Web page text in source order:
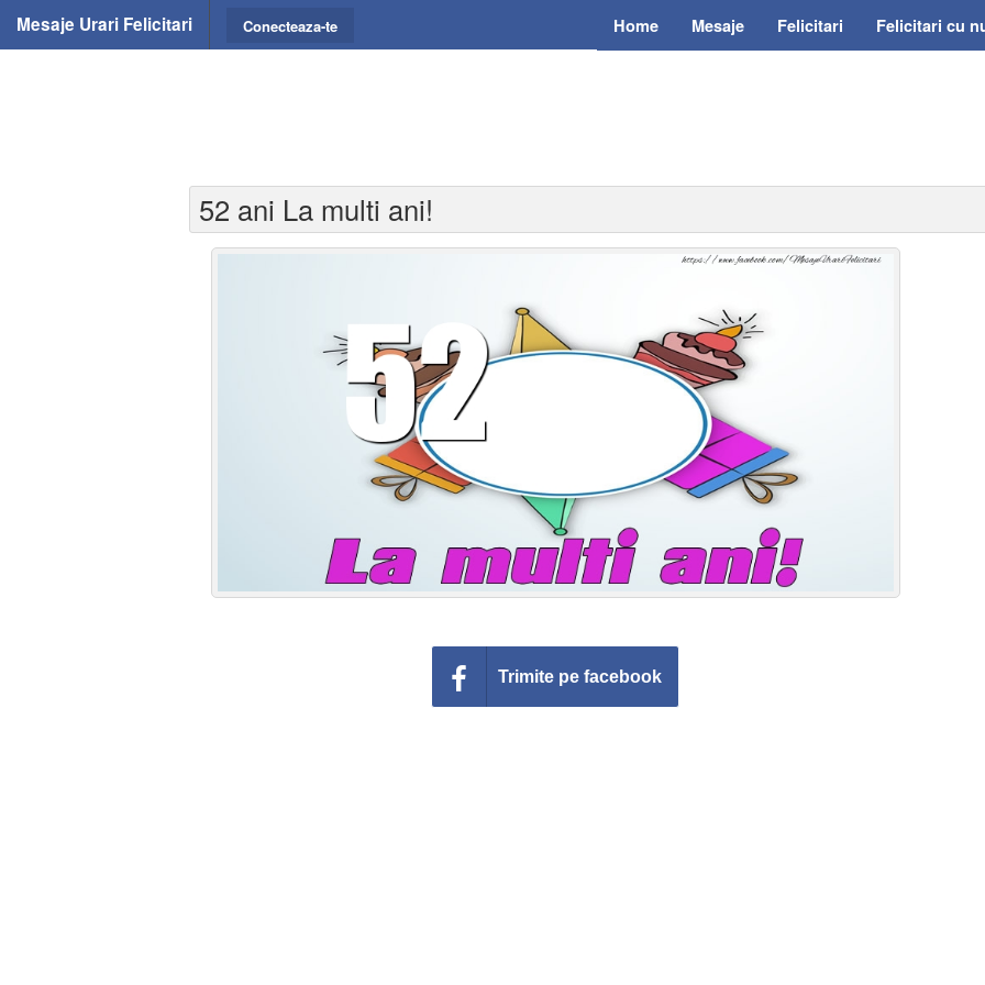
Mesaje Urari Felicitari Home Mesaje Felicitari Felicitari cu
Conecteaza-te
52 ani La multi ani!
Trimite pe facebook